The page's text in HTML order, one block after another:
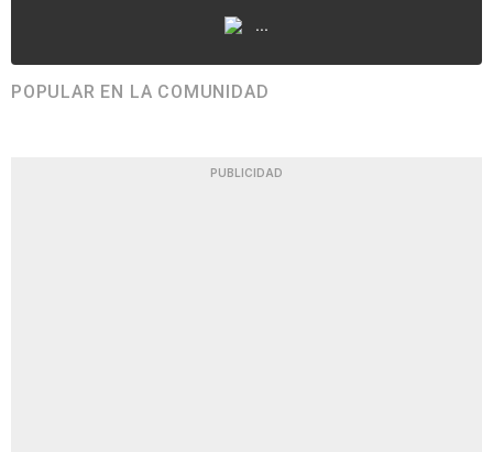
...
POPULAR EN LA COMUNIDAD
PUBLICIDAD